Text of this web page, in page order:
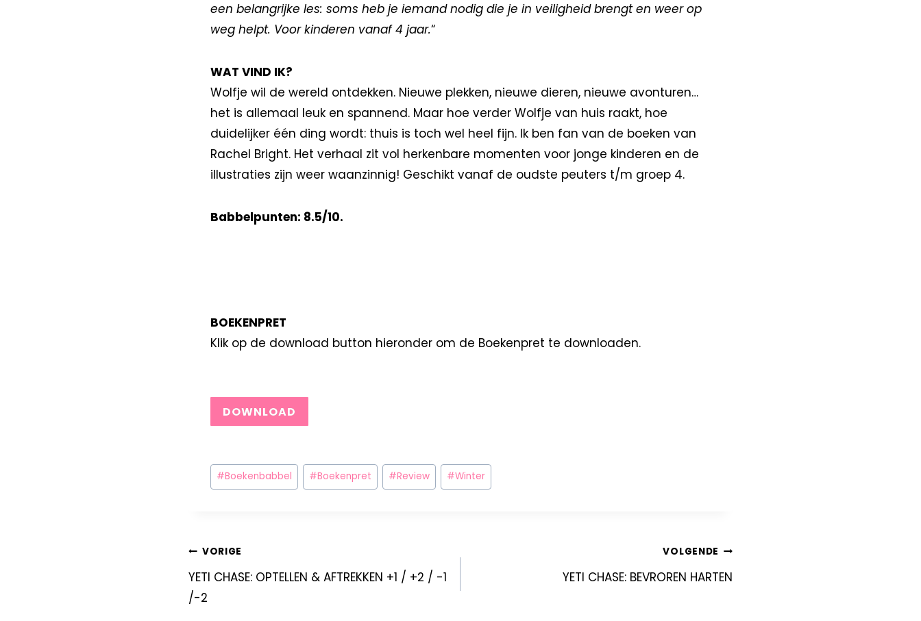
een belangrijke les: soms heb je iemand nodig die je in veiligheid brengt en weer op
weg helpt. Voor kinderen vanaf 4 jaar.“
WAT VIND IK?
Wolfje wil de wereld ontdekken. Nieuwe plekken, nieuwe dieren, nieuwe avonturen…
het is allemaal leuk en spannend. Maar hoe verder Wolfje van huis raakt, hoe
duidelijker één ding wordt: thuis is toch wel heel fijn. Ik ben fan van de boeken van
Rachel Bright. Het verhaal zit vol herkenbare momenten voor jonge kinderen en de
illustraties zijn weer waanzinnig! Geschikt vanaf de oudste peuters t/m groep 4.
Babbelpunten: 8.5/10.
BOEKENPRET
Klik op de download button hieronder om de Boekenpret te downloaden.
DOWNLOAD
#Boekenbabbel #Boekenpret #Review #Winter
VORIGE
YETI CHASE: OPTELLEN & AFTREKKEN +1 / +2 / -1
/-2
VOLGENDE
YETI CHASE: BEVROREN HARTEN